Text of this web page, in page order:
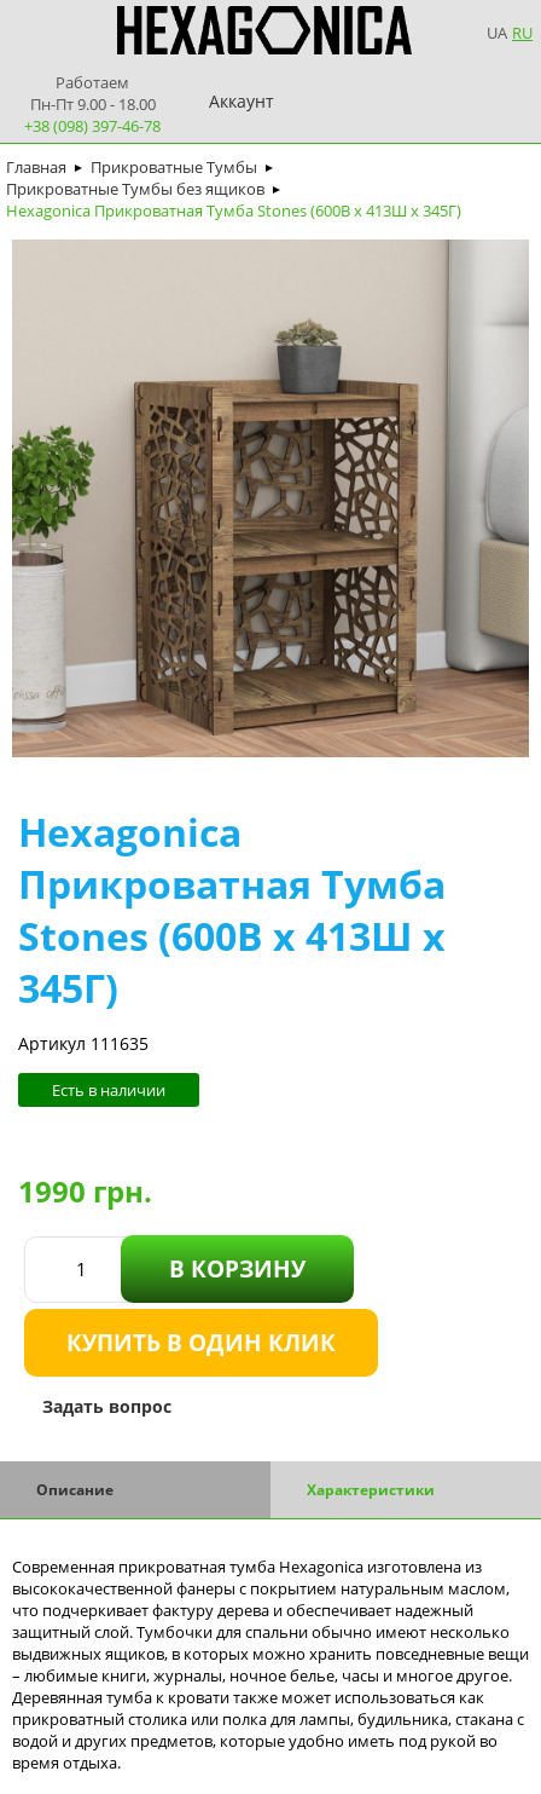
UA RU
Работаем
Пн-Пт 9.00 - 18.00
+38 (098) 397-46-78
Аккаунт
Главная ► Прикроватные Тумбы ►
Прикроватные Тумбы без ящиков ►
Hexagonica Прикроватная Тумба Stones (600В х 413Ш х 345Г)
Hexagonica
Прикроватная Тумба
Stones (600В х 413Ш х
345Г)
Артикул 111635
Есть в наличии
1990 грн.
В КОРЗИНУ
КУПИТЬ В ОДИН КЛИК
Задать вопрос
Описание Характеристики
Современная прикроватная тумба Hexagonica изготовлена из
высококачественной фанеры с покрытием натуральным маслом,
что подчеркивает фактуру дерева и обеспечивает надежный
защитный слой. Тумбочки для спальни обычно имеют несколько
выдвижных ящиков, в которых можно хранить повседневные вещи
– любимые книги, журналы, ночное белье, часы и многое другое.
Деревянная тумба к кровати также может использоваться как
прикроватный столика или полка для лампы, будильника, стакана с
водой и других предметов, которые удобно иметь под рукой во
время отдыха.